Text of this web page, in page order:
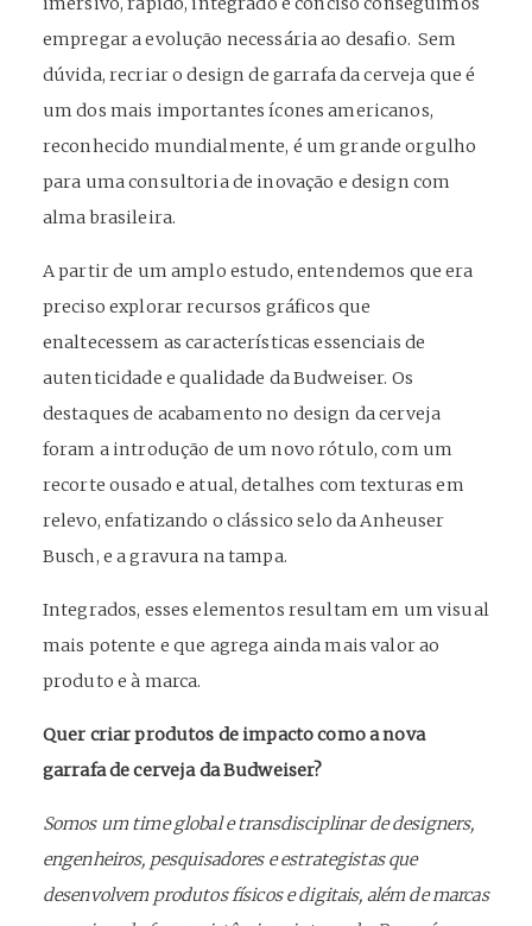
empregar a evolução necessária ao desafio. Sem
dúvida, recriar o design de garrafa da cerveja que é
um dos mais importantes ícones americanos,
reconhecido mundialmente, é um grande orgulho
para uma consultoria de inovação e design com
alma brasileira.
A partir de um amplo estudo, entendemos que era
preciso explorar recursos gráficos que
enaltecessem as características essenciais de
autenticidade e qualidade da Budweiser. Os
destaques de acabamento no design da cerveja
foram a introdução de um novo rótulo, com um
recorte ousado e atual, detalhes com texturas em
relevo, enfatizando o clássico selo da Anheuser
Busch, e a gravura na tampa.
Integrados, esses elementos resultam em um visual
mais potente e que agrega ainda mais valor ao
produto e à marca.
Quer criar produtos de impacto como a nova
garrafa de cerveja da Budweiser?
Somos um time global e transdisciplinar de designers,
engenheiros, pesquisadores e estrategistas que
desenvolvem produtos físicos e digitais, além de marcas